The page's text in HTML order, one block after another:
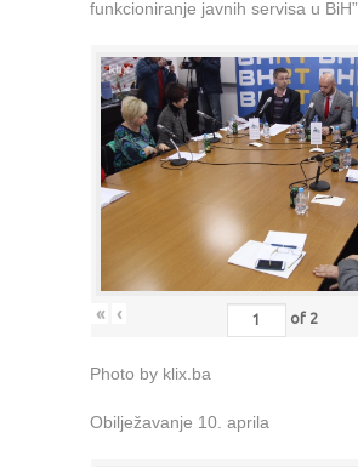
funkcioniranje javnih servisa u BiH”
« ‹ of 2
Photo by klix.ba
Obilježavanje 10. aprila